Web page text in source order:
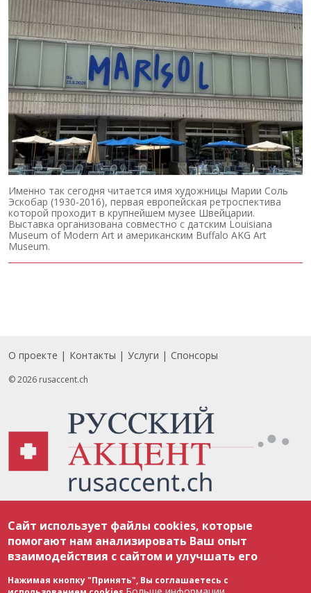
Именно так сегодня читается имя художницы Марии Соль
Эскобар (1930-2016), первая европейская ретроспектива
которой проходит в крупнейшем музее Швейцарии.
Выставка организована совместно с датским Louisiana
Museum of Modern Art и американским Buffalo AKG Art
Museum.
Footer
О проекте Контакты Услуги Спонсоры
© 2026 rusaccent.ch
соответствии с законодательством Швейцарии об авторском праве и
международными соглашениями. Полное или частичное использование
материалов возможно только с разрешения редакции. В случае полного
или частичного воспроизведения материалов сайта rusaccent.ch,
ОБЯЗАТЕЛЬНА АКТИВНАЯ ГИПЕРССЫЛКА на конкретный заимствованный
текст. Фотоизображения, размещенные редакцией rusaccent.ch, являются
ее исключительной собственностью. Полное или частичное
Сайт использует файлы cookies, которые
помогают нам анализировать Ваш опыт
взаимодействия с сайтом и улучшать его
Нажимая кнопку "Принять", Вы соглашаетесь с